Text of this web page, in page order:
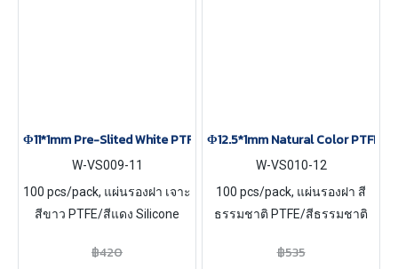
Φ11*1mm Pre-Slited White PTFE/Red Silicone Septa, 100 pcs/pack
W-VS009-11
100 pcs/pack, แผ่นรองฝา เจาะ
สีขาว PTFE/สีแดง Silicone
฿420
Φ12.5*1mm Natural Color PTFE/
W-VS010-12
100 pcs/pack, แผ่นรองฝา สี
ธรรมชาติ PTFE/สีธรรมชาติ
฿535